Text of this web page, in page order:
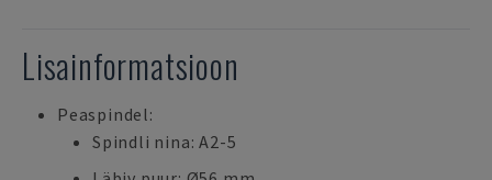
Lisainformatsioon
Peaspindel:
Spindli nina: A2-5